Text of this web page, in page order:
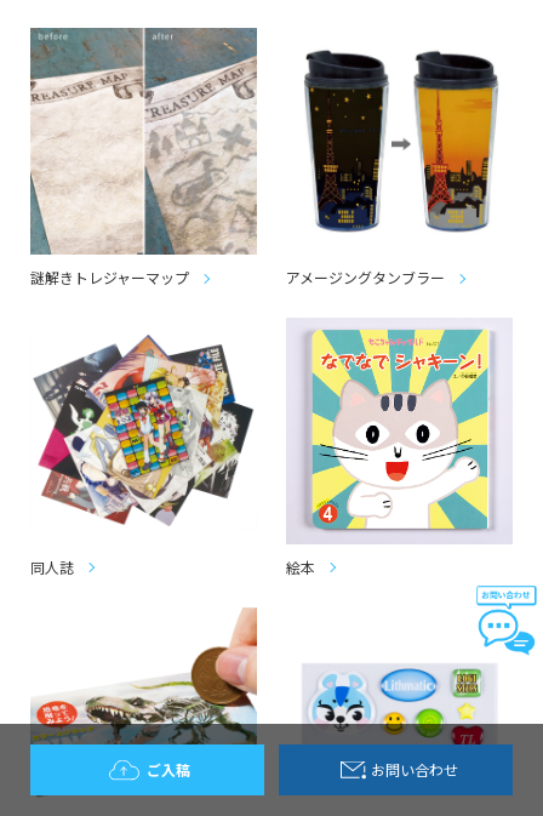
ご入稿 お問い合わせ
謎解きトレジャーマップ アメージングタンブラー
同人誌 絵本